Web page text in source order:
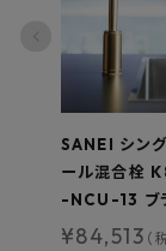
SANEI シン
ール混合栓
-NCU-13 ブ
¥84,513 （